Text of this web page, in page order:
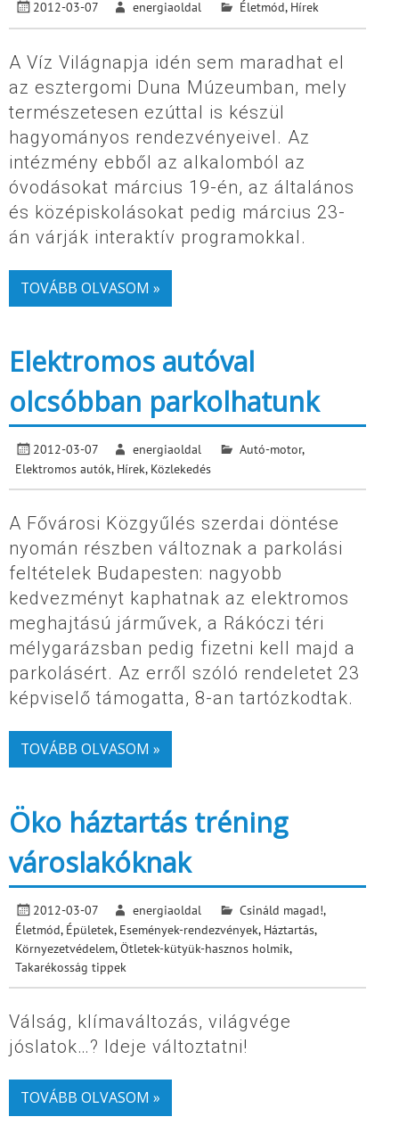
2012-03-07 energiaoldal Életmód, Hírek
A Víz Világnapja idén sem maradhat el
az esztergomi Duna Múzeumban, mely
természetesen ezúttal is készül
hagyományos rendezvényeivel. Az
intézmény ebből az alkalomból az
óvodásokat március 19-én, az általános
és középiskolásokat pedig március 23-
án várják interaktív programokkal.
TOVÁBB OLVASOM »
Elektromos autóval
olcsóbban parkolhatunk
2012-03-07 energiaoldal Autó-motor,
Elektromos autók, Hírek, Közlekedés
A Fővárosi Közgyűlés szerdai döntése
nyomán részben változnak a parkolási
feltételek Budapesten: nagyobb
kedvezményt kaphatnak az elektromos
meghajtású járművek, a Rákóczi téri
mélygarázsban pedig fizetni kell majd a
parkolásért. Az erről szóló rendeletet 23
képviselő támogatta, 8-an tartózkodtak.
TOVÁBB OLVASOM »
Öko háztartás tréning
városlakóknak
2012-03-07 energiaoldal Csináld magad!,
Életmód, Épületek, Események-rendezvények, Háztartás,
Környezetvédelem,Ötletek-kütyük-hasznos holmik,
Takarékosság tippek
Válság, klímaváltozás, világvége
jóslatok…? Ideje változtatni!
TOVÁBB OLVASOM »